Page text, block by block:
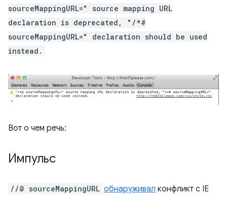
sourceMappingURL=" source mapping URL
declaration is deprecated, "/*#
sourceMappingURL=" declaration should be used
instead.
Вот о чем речь:
Импульс
//@ sourceMappingURL обнаруживал конфликт с IE